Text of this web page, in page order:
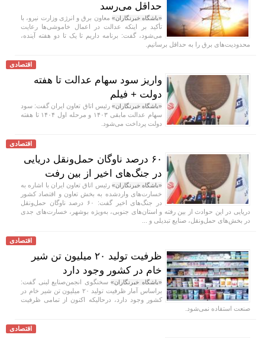
حداقل می‌رسد
«باشگاه خبرنگاران» معاون برق و انرژی وزارت نیرو، با
تأکید بر اینکه عدالت در اعمال خاموشی‌ها رعایت
می‌شود، گفت: برنامه داریم تا یک تا دو هفته آینده،
محدودیت‌های برق را به حداقل برسانیم.
اقتصادی
واریز سود سهام عدالت تا هفته
دولت + فیلم
«باشگاه خبرنگاران» رئیس اتاق تعاون ایران گفت: سود
سهام عدالت مابقی ۱۴۰۳ و مرحله اول ۱۴۰۴ تا هفته
دولت پرداخت می‌شود.
اقتصادی
۶۰ درصد ناوگان حمل‌ونقل دریایی
در جنگ‌های اخیر از بین رفت
«باشگاه خبرنگاران» رئیس اتاق تعاون ایران با اشاره به
خسارت‌های واردشده به بخش تعاون و اقتصاد کشور
در جنگ‌های اخیر گفت: ۶۰ درصد ناوگان حمل‌ونقل
دریایی در این حوادث از بین رفته و استان‌های جنوبی، به‌ویژه بوشهر، خسارت‌های جدی
در بخش‌های حمل‌ونقل، صنایع تبدیلی و ...
اقتصادی
ظرفیت تولید ۲۰ میلیون تن شیر
خام در کشور وجود دارد
«باشگاه خبرنگاران»سخنگوی انجمن‌صنایع لبنی گفت:
براساس آمار ظرفیت تولید ۲۰ میلیون تن شیر خام در
کشور وجود دارد، درحالیکه اکنون از تمامی ظرفیت
صنعت استفاده نمی‌شود.
اقتصادی